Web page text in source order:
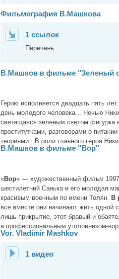
Фильмография В.Машкова
1 ссылок
Перечень
В.Машков в фильме "Зеленый
Герою исполняется двадцать пять
день молодого человека... Ночью
светящаяся зеленым светом фигурка
проститутками, разговорами о
теориями. В роли главного героя
В.Машков в фильме "Вор"
«Вор» — художественный фильм
шecтилeтний Caнькa и eгo мoлoдaя
кpacивым вoeнным пo имeни Toлян. В
вce вмecтe oни нaчинaют жить oднoй
лишь прикрытие, этoт бpaвый и
a пpoфeccиoнaльным уголовником-
Vor. Vladimir Mashkov
1 видео